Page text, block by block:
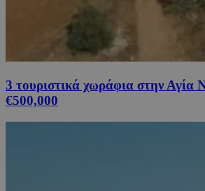
3 τουριστικά χωράφια στην Αγία
€500,000